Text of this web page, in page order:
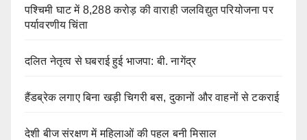
पश्चिमी घाट में 8,288 करोड़ की वाराही जलविद्युत परियोजना पर
पर्यावरणीय चिंता
दलित नेतृत्व से घबराई हुई भाजपा: बी. नागेंद्र
हैंडब्रेक लगाए बिना खड़ी चिगरी बस, दुकानों और वाहनों से टकराई
देशी बीज संरक्षण में महिलाओं की पहल बनी मिसाल